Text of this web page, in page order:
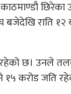
बजेदेखि
छ। उनले
१५ करोड जति